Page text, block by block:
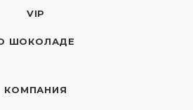
VIP
ШОКОЛАДЕ
КОМПАНИЯ